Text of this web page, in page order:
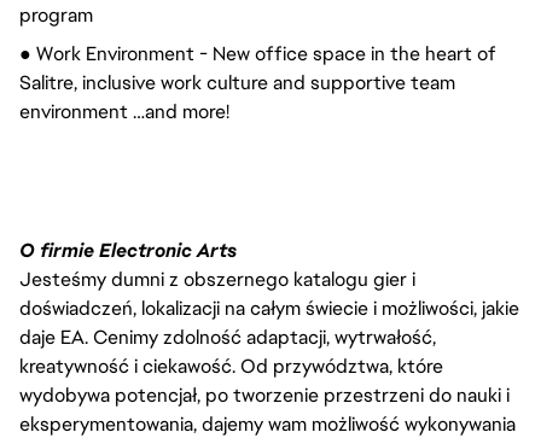
program
● Work Environment - New office space in the heart of
Salitre, inclusive work culture and supportive team
environment …and more!
O firmie Electronic Arts
Jesteśmy dumni z obszernego katalogu gier i
doświadczeń, lokalizacji na całym świecie i możliwości, jakie
daje EA. Cenimy zdolność adaptacji, wytrwałość,
kreatywność i ciekawość. Od przywództwa, które
wydobywa potencjał, po tworzenie przestrzeni do nauki i
eksperymentowania, dajemy wam możliwość wykonywania